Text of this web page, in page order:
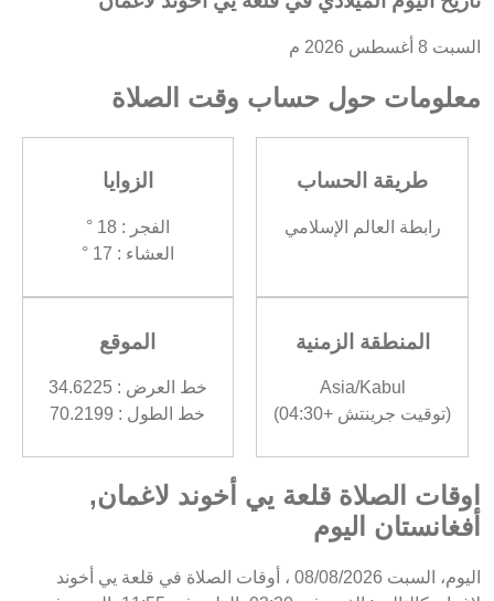
السبت 8 أغسطس 2026 م
معلومات حول حساب وقت الصلاة
طريقة الحساب
رابطة العالم الإسلامي
الزوايا
الفجر : 18 °
العشاء : 17 °
المنطقة الزمنية
Asia/Kabul
(توقيت جرينتش +04:30)
الموقع
خط العرض : 34.6225
خط الطول : 70.2199
اوقات الصلاة قلعة يي أخوند لاغمان,
أفغانستان اليوم
اليوم، السبت 08/08/2026 ، أوقات الصلاة في قلعة يي أخوند